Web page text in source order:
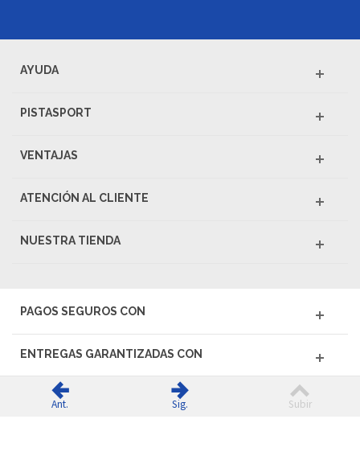
AYUDA
PISTASPORT
VENTAJAS
ATENCIÓN AL CLIENTE
NUESTRA TIENDA
PAGOS SEGUROS CON
ENTREGAS GARANTIZADAS CON
© 2026 PISTASPORT - Todos los derechos reservados
Ant. Sig. Subir